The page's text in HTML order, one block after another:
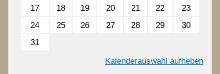
17
18 19 20 21 22
23
24
25 26 27 28 29
30
31
Kalenderauswahl aufheben